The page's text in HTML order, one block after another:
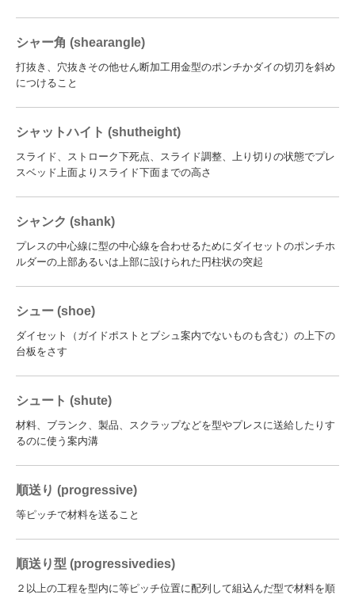
シャー角 (shearangle)
打抜き、穴抜きその他せん断加工用金型のポンチかダイの切刃を斜め
につけること
シャットハイト (shutheight)
スライド、ストローク下死点、スライド調整、上り切りの状態でプレ
スベッド上面よりスライド下面までの高さ
シャンク (shank)
プレスの中心線に型の中心線を合わせるためにダイセットのポンチホ
ルダーの上部あるいは上部に設けられた円柱状の突起
シュー (shoe)
ダイセット（ガイドポストとブシュ案内でないものも含む）の上下の
台板をさす
シュート (shute)
材料、ブランク、製品、スクラップなどを型やプレスに送給したりす
るのに使う案内溝
順送り (progressive)
等ピッチで材料を送ること
順送り型 (progressivedies)
２以上の工程を型内に等ピッチ位置に配列して組込んだ型で材料を順